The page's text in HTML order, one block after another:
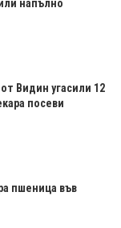
напълно
Видин угасили 12
посеви
пшеница във